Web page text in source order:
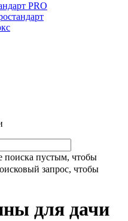
PRO
поиска пустым, чтобы
запрос, чтобы
для дачи